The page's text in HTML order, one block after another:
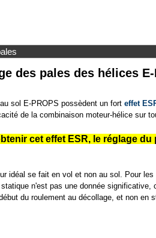
des pales des hélices E-
sol E-PROPS possèdent un fort effet
de la combinaison moteur-hélice sur
cet effet ESR, le réglage
idéal se fait en vol et non au sol. Pour
n'est pas une donnée
du roulement au décollage, et non